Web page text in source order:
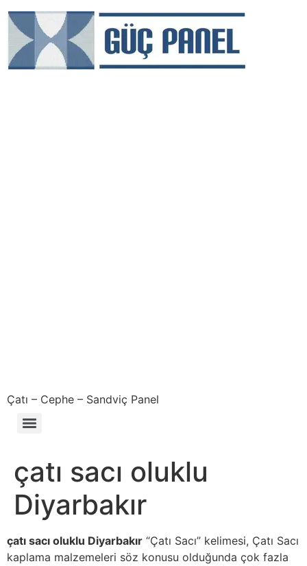
Çatı – Cephe – Sandviç Panel
çatı sacı oluklu
Diyarbakır
çatı sacı oluklu Diyarbakır “Çatı Sacı” kelimesi, Çatı Sacı
kaplama malzemeleri söz konusu olduğunda çok fazla